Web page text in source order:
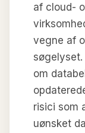
af cloud-
vegne af
om
risici som
uønsket